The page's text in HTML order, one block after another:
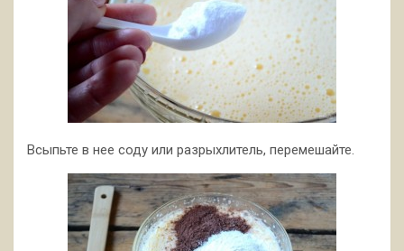
Всыпьте в нее соду или разрыхлитель, перемешайте.